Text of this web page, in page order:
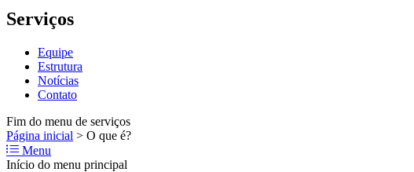
Serviços
Equipe
Estrutura
Notícias
Contato
Fim do menu de serviços
Página inicial > O que é?
Menu
Início do menu principal